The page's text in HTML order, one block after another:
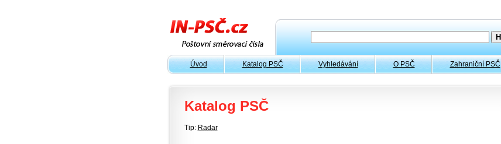
Úvod Katalog PSČ Vyhledávání O PSČ Zahraniční PSČ
Katalog PSČ
Tip: Radar